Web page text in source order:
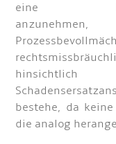
eine
hinsichtlich
bestehe, da
die analog